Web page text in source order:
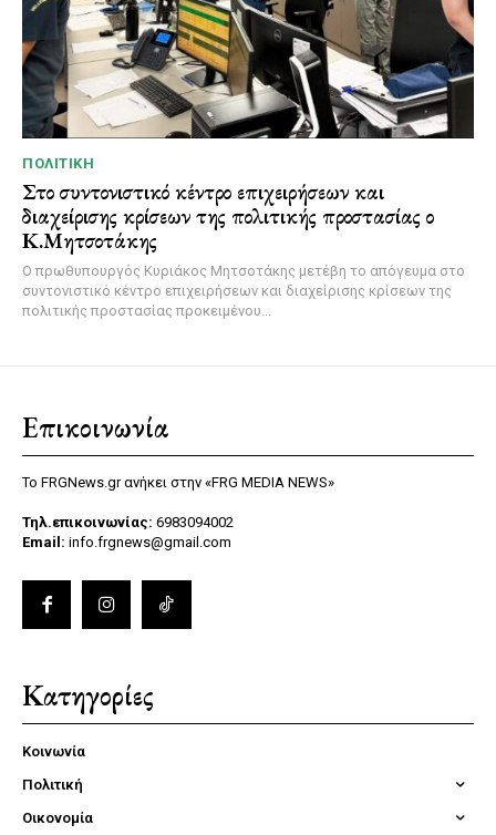
ΠΟΛΙΤΙΚΉ
Στο συντονιστικό κέντρο επιχειρήσεων και
διαχείρισης κρίσεων της πολιτικής προστασίας ο
Κ.Μητσοτάκης
Ο πρωθυπουργός Κυριάκος Μητσοτάκης μετέβη το απόγευμα στο
συντονιστικό κέντρο επιχειρήσεων και διαχείρισης κρίσεων της
πολιτικής προστασίας προκειμένου...
Επικοινωνία
Το FRGNews.gr ανήκει στην «FRG MEDIA NEWS»
Τηλ.επικοινωνίας: 6983094002
Email: info.frgnews@gmail.com
Κατηγορίες
Κοινωνία
Πολιτική
Οικονομία